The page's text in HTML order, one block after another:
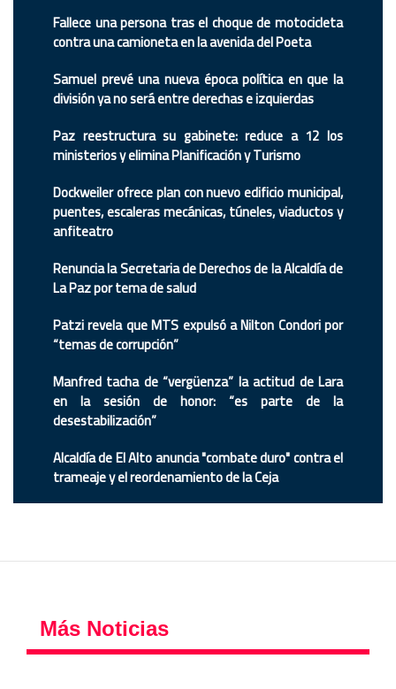
Fallece una persona tras el choque de motocicleta
contra una camioneta en la avenida del Poeta
Samuel prevé una nueva época política en que la
división ya no será entre derechas e izquierdas
Paz reestructura su gabinete: reduce a 12 los
ministerios y elimina Planificación y Turismo
Dockweiler ofrece plan con nuevo edificio municipal,
puentes, escaleras mecánicas, túneles, viaductos y
anfiteatro
Renuncia la Secretaria de Derechos de la Alcaldía de
La Paz por tema de salud
Patzi revela que MTS expulsó a Nilton Condori por
“temas de corrupción”
Manfred tacha de “vergüenza” la actitud de Lara
en la sesión de honor: “es parte de la
desestabilización”
Alcaldía de El Alto anuncia "combate duro" contra el
trameaje y el reordenamiento de la Ceja
Más Noticias